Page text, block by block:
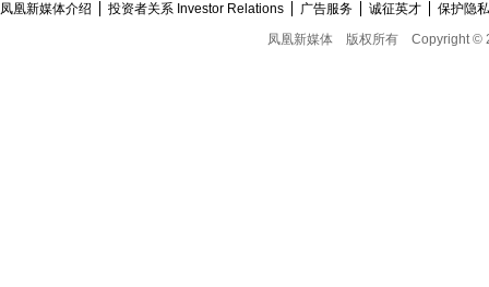
凤凰新媒体介绍 投资者关系 Investor Relations 广告服务 诚征英才
保护隐
凤凰新媒体
版权所有 Copyright ©